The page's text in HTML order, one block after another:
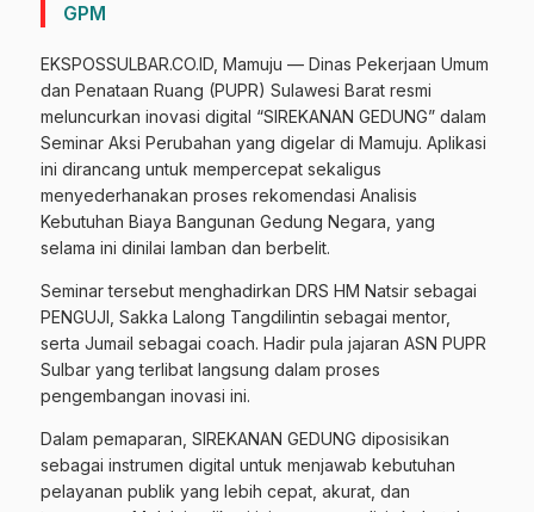
GPM
EKSPOSSULBAR.CO.ID, Mamuju — Dinas Pekerjaan Umum
dan Penataan Ruang (PUPR) Sulawesi Barat resmi
meluncurkan inovasi digital “SIREKANAN GEDUNG” dalam
Seminar Aksi Perubahan yang digelar di Mamuju. Aplikasi
ini dirancang untuk mempercepat sekaligus
menyederhanakan proses rekomendasi Analisis
Kebutuhan Biaya Bangunan Gedung Negara, yang
selama ini dinilai lamban dan berbelit.
Seminar tersebut menghadirkan DRS HM Natsir sebagai
PENGUJI, Sakka Lalong Tangdilintin sebagai mentor,
serta Jumail sebagai coach. Hadir pula jajaran ASN PUPR
Sulbar yang terlibat langsung dalam proses
pengembangan inovasi ini.
Dalam pemaparan, SIREKANAN GEDUNG diposisikan
sebagai instrumen digital untuk menjawab kebutuhan
pelayanan publik yang lebih cepat, akurat, dan